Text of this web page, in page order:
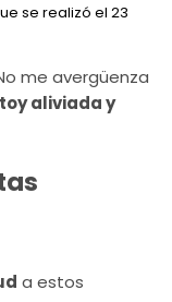
se realizó el 23
me avergüenza
aliviada y
a estos